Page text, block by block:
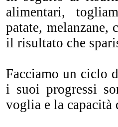
alimentari,
patate,
il risultato che
Facciamo un ciclo
i suoi progressi
voglia e la capacità